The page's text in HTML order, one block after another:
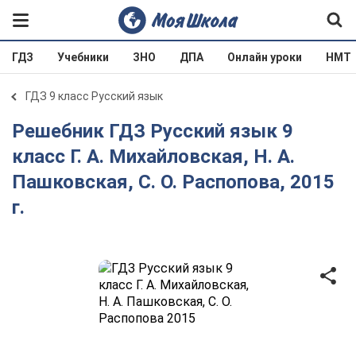
ГДЗ Учебники ЗНО ДПА Онлайн уроки НМТ
ГДЗ 9 класс Русский язык
Решебник ГДЗ Русский язык 9
класс Г. А. Михайловская, Н. А.
Пашковская, С. О. Распопова, 2015
г.